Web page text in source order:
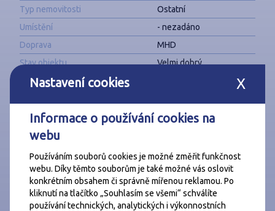
Nastavení cookies X
Informace o používání cookies na
webu
Používáním souborů cookies je možné změřit funkčnost
webu. Díky těmto souborům je také možné vás oslovit
konkrétním obsahem či správně mířenou reklamou. Po
kliknutí na tlačítko „Souhlasím se všemi“ schválíte
používání technických, analytických i výkonnostních
Typ nemovitosti
Ostatní
Umístění
- nezadáno
Doprava
MHD
Stav objektu
Velmi dobrý
Energetická náročnost budovy